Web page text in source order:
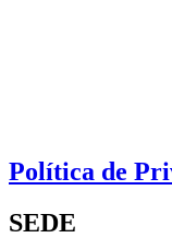
Política de
SEDE